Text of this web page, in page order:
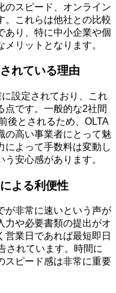
のスピード、オンライン
。これらは他社との比較
あり、特に中小企業や個
リットとなります。
れている理由
設定されており、これ
点です。一般的な2社間
後とされるため、OLTA
の高い事業者にとって魅
によって手数料は変動し
安心感があります。
よる利便性
が非常に速いという声が
力や必要書類の提出がオ
営業日であれば最短即日
されています。時間に
スピード感は非常に重要